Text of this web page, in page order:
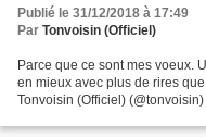
Publié le 31/12/2018 à 17:49
Par Tonvoisin (Officiel)
Parce que ce sont mes voeux.
en mieux avec plus de rires
Tonvoisin (Officiel)